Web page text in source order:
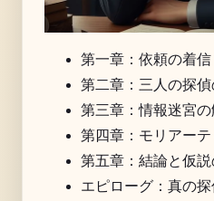
第一章：依頼の着信
第二章：三人の探偵
第三章：情報迷宮の
第四章：モリアー
第五章：結論と仮
エピローグ：真の